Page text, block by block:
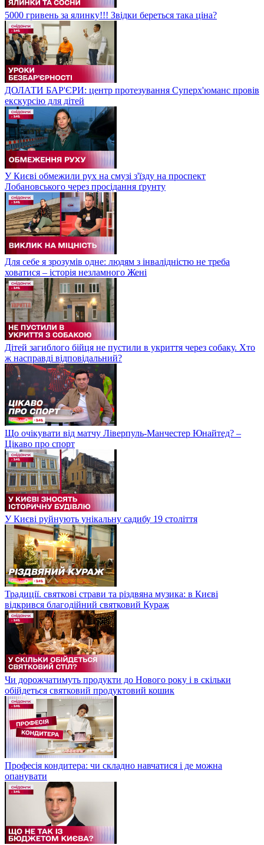
5000 гривень за ялинку!!! Звідки береться така ціна?
ДОЛАТИ БАР'ЄРИ: центр протезування Суперх'юманс провів
екскурсію для дітей
У Києві обмежили рух на смузі з'їзду на проспект
Лобановського через просідання ґрунту
Для себе я зрозумів одне: людям з інвалідністю не треба
ховатися – історія незламного Жені
Дітей загиблого бійця не пустили в укриття через собаку. Хто
ж насправді відповідальний?
Що очікувати від матчу Ліверпуль-Манчестер Юнайтед? –
Цікаво про спорт
У Києві руйнують унікальну садибу 19 століття
Традиції. святкові страви та різдвяна музика: в Києві
відкрився благодійний святковий Кураж
Чи дорожчатимуть продукти до Нового року і в скільки
обійдеться святковий продуктовий кошик
Професія кондитера: чи складно навчатися і де можна
опанувати